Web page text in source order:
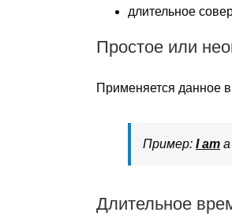
длительное
Простое или
Применяется данное
Пример: I am
Длительное